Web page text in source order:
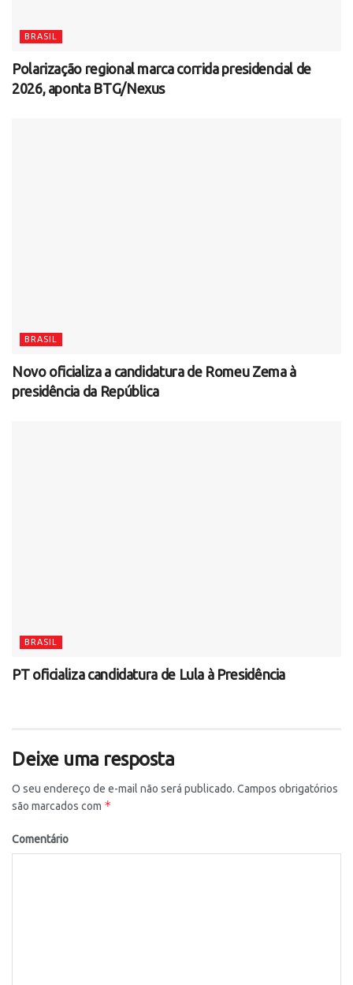
BRASIL
Polarização regional marca corrida presidencial de
2026, aponta BTG/Nexus
BRASIL
Novo oficializa a candidatura de Romeu Zema à
presidência da República
BRASIL
PT oficializa candidatura de Lula à Presidência
Deixe uma resposta
O seu endereço de e-mail não será publicado. Campos obrigatórios
são marcados com *
Comentário